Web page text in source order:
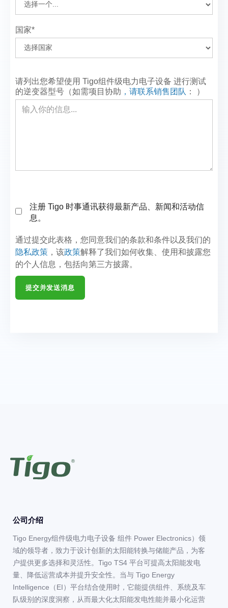
国家*
请列出您希望使用 Tigo组件级电力电子设备 进行测试
的逆变器型号（如需项目协助 ，请联系销售团队 ： ）
注册 Tigo 时事通讯获得最新产品、新闻和活动信
息。
通过提交此表格，您同意我们的条款和条件以及我们的
隐私政策 ，该政策解释了我们如何收集、使用和披露您
的个人信息，包括向第三方披露。
公司介绍
Tigo Energy组件级电力电子设备 组件 Power Electronics）领
域的领导者，致力于设计创新的太阳能转换与储能产品，为客
户提供更多选择和灵活性。Tigo TS4 平台可提高太阳能发电
量、降低运营成本并提升安全性。当与 Tigo Energy
Intelligence（EI）平台结合使用时，它能提供组件、系统及车
队级别的深度洞察，从而最大化太阳能发电性能并最小化运营